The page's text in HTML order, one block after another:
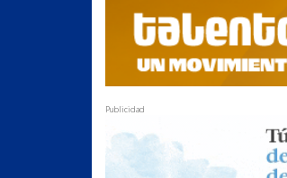
Publicidad